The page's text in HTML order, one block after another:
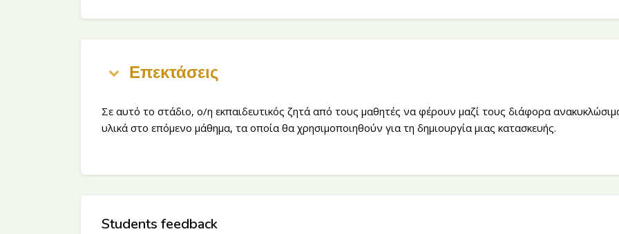
Επεκτάσεις
Σε αυτό το στάδιο, ο/η εκπαιδευτικός ζητά από τους μαθητές να φέρουν μαζί τους διάφορα
υλικά στο επόμενο μάθημα, τα οποία θα χρησιμοποιηθούν για τη δημιουργία μιας κατασκευής.
Students feedback